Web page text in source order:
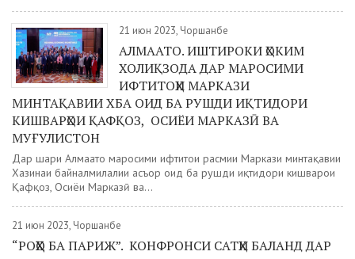
21 июн 2023, Чоршанбе
АЛМААТО. ИШТИРОКИ ҲОКИМ
ХОЛИҚЗОДА ДАР МАРОСИМИ
ИФТИТОҲИ МАРКАЗИ
МИНТАҚАВИИ ХБА ОИД БА РУШДИ ИҚТИДОРИ
КИШВАРҲОИ ҚАФҚОЗ, ОСИЁИ МАРКАЗӢ ВА
МУҒУЛИСТОН
Дар шаҳри Алмаато маросими ифтитоҳи расмии Маркази минтақавии
Хазинаи байналмилалии асъор оид ба рушди иқтидори кишварҳои
Қафқоз, Осиёи Марказӣ ва...
21 июн 2023, Чоршанбе
“РОҲҲО БА ПАРИЖ”. КОНФРОНСИ САТҲИ БАЛАНД ДАР